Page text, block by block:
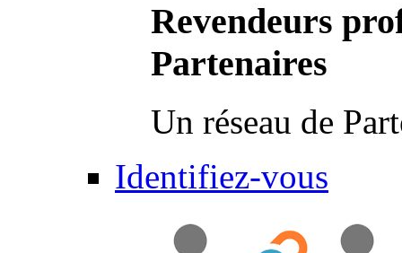
Revendeurs
Partenaires
Un réseau de
Identifiez-vous